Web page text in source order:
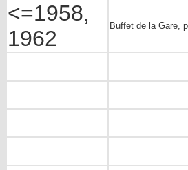
<=1958,
1962
Buffet de la Gare,